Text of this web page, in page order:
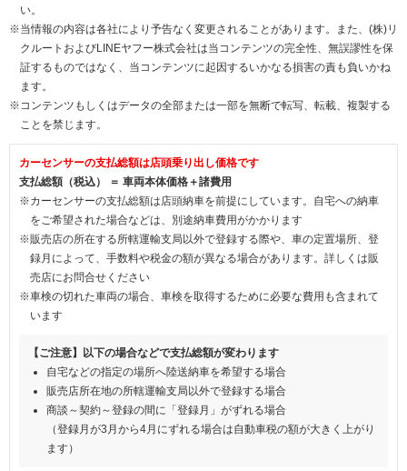
い。
※当情報の内容は各社により予告なく変更されることがあります。また、(株)リ
クルートおよびLINEヤフー株式会社は当コンテンツの完全性、無誤謬性を保
証するものではなく、当コンテンツに起因するいかなる損害の責も負いかね
ます。
※コンテンツもしくはデータの全部または一部を無断で転写、転載、複製する
ことを禁じます。
カーセンサーの支払総額は店頭乗り出し価格です
支払総額（税込） ＝ 車両本体価格＋諸費用
※カーセンサーの支払総額は店頭納車を前提にしています。自宅への納車
をご希望された場合などは、別途納車費用がかかります
※販売店の所在する所轄運輸支局以外で登録する際や、車の定置場所、登
録月によって、手数料や税金の額が異なる場合があります。詳しくは販
売店にお問合せください
※車検の切れた車両の場合、車検を取得するために必要な費用も含まれて
います
【ご注意】以下の場合などで支払総額が変わります
自宅などの指定の場所へ陸送納車を希望する場合
販売店所在地の所轄運輸支局以外で登録する場合
商談～契約～登録の間に「登録月」がずれる場合
（登録月が3月から4月にずれる場合は自動車税の額が大きく上がり
ます）